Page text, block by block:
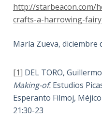
http://starbeacon.com/
crafts-a-harrowing-
María Zueva, diciembre
[1] DEL TORO,
Making-of. Estudios
Esperanto Filmoj,
21:30-23